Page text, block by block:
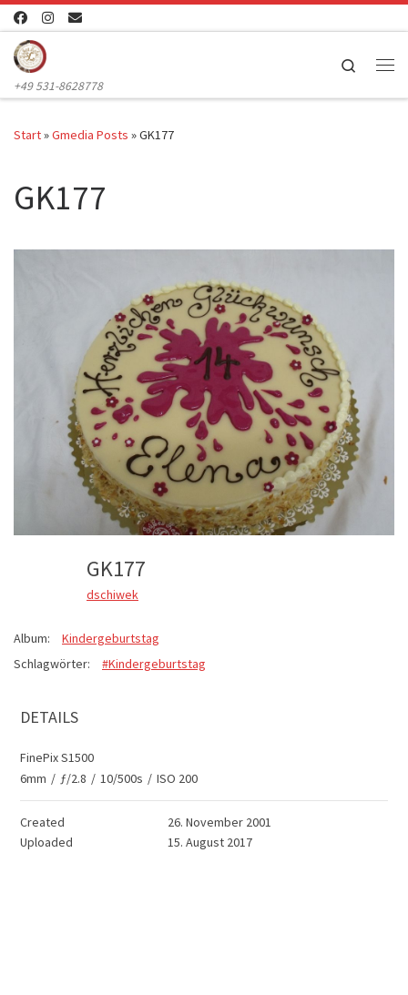
Zum Inhalt springen
+49 531-8628778
Search
Start»Gmedia Posts »GK177
GK177
GK177
dschiwek
Album:
Kindergeburtstag
Schlagwörter:
#Kindergeburtstag
DETAILS
FinePix S1500
6mm / ƒ/2.8 / 10/500s / ISO 200
Created
26. November 2001
Uploaded
15. August 2017